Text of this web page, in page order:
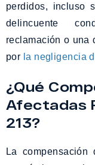
perdidos, incluso
delincuente
reclamación o una
por la negligencia
¿Qué
Afectadas
213?
La